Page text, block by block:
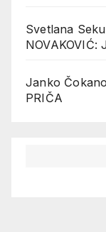
Svetlana
NOVAKOVIĆ:
Janko
PRIČA